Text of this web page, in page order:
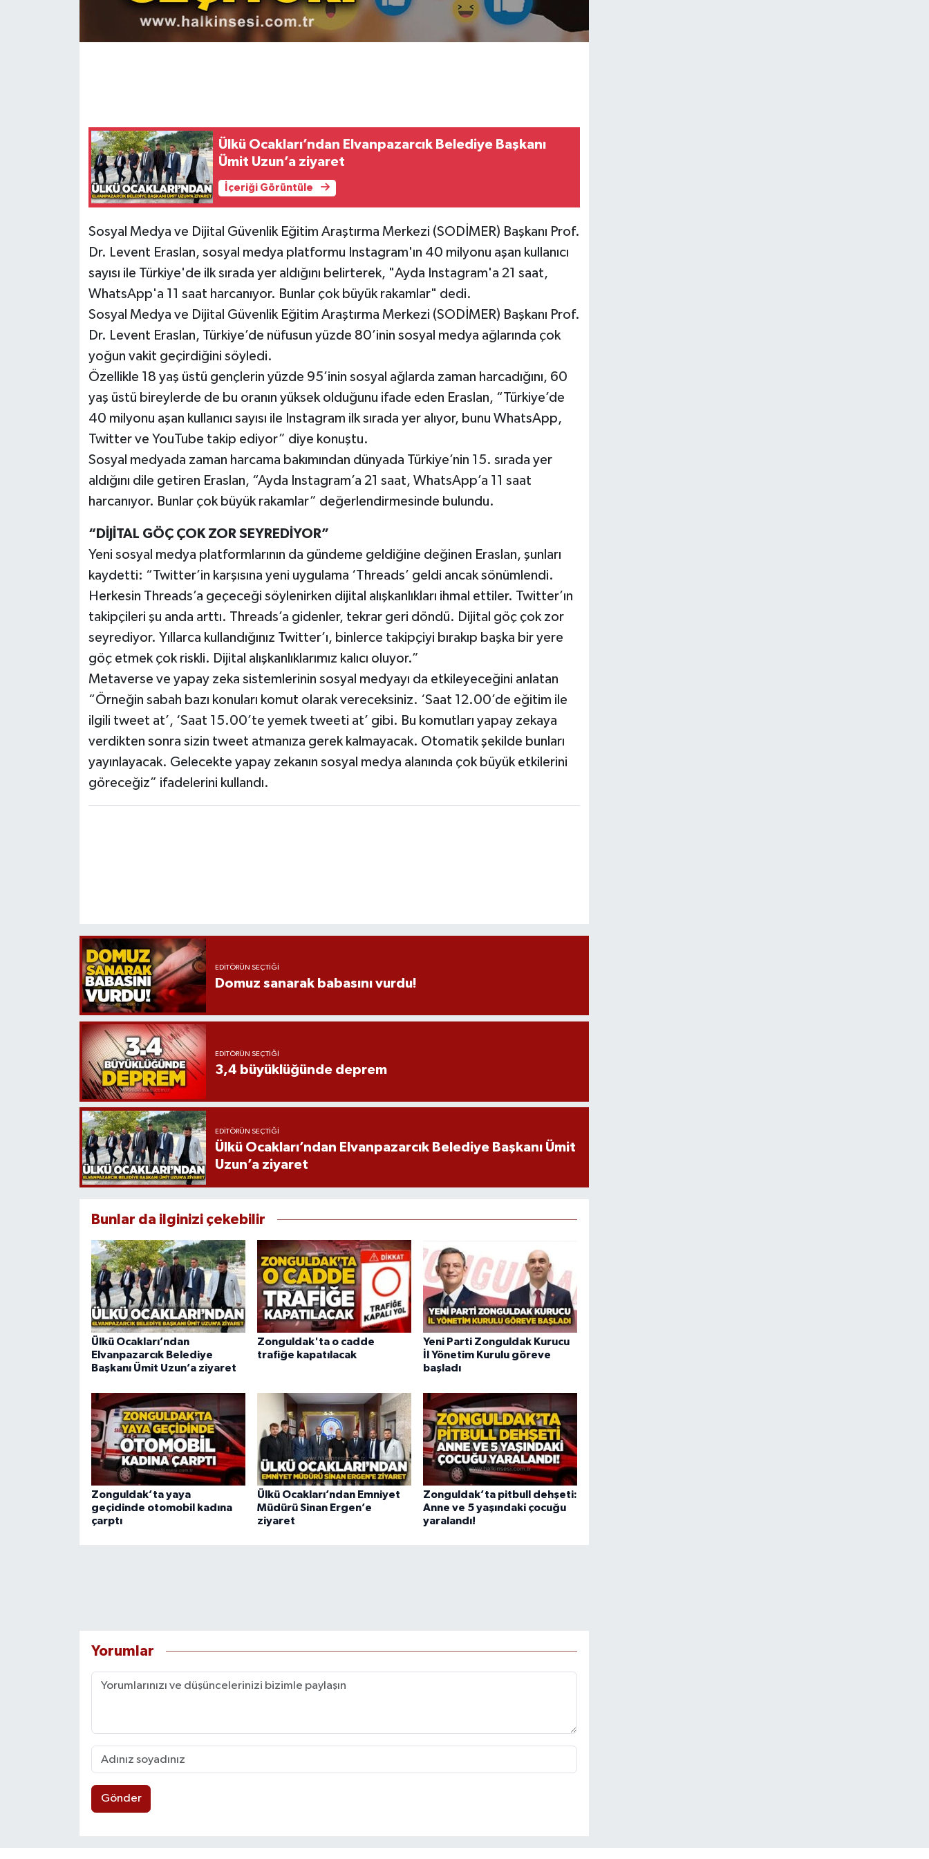
Ülkü Ocakları’ndan Elvanpazarcık Belediye Başkanı
Ümit Uzun’a ziyaret
İçeriği Görüntüle
Sosyal Medya ve Dijital Güvenlik Eğitim Araştırma Merkezi (SODİMER) Başkanı Prof.
Dr. Levent Eraslan, sosyal medya platformu Instagram'ın 40 milyonu aşan kullanıcı
sayısı ile Türkiye'de ilk sırada yer aldığını belirterek, "Ayda Instagram'a 21 saat,
WhatsApp'a 11 saat harcanıyor. Bunlar çok büyük rakamlar" dedi.
Sosyal Medya ve Dijital Güvenlik Eğitim Araştırma Merkezi (SODİMER) Başkanı Prof.
Dr. Levent Eraslan, Türkiye’de nüfusun yüzde 80’inin sosyal medya ağlarında çok
yoğun vakit geçirdiğini söyledi.
Özellikle 18 yaş üstü gençlerin yüzde 95’inin sosyal ağlarda zaman harcadığını, 60
yaş üstü bireylerde de bu oranın yüksek olduğunu ifade eden Eraslan, “Türkiye’de
40 milyonu aşan kullanıcı sayısı ile Instagram ilk sırada yer alıyor, bunu WhatsApp,
Twitter ve YouTube takip ediyor” diye konuştu.
Sosyal medyada zaman harcama bakımından dünyada Türkiye’nin 15. sırada yer
aldığını dile getiren Eraslan, “Ayda Instagram’a 21 saat, WhatsApp’a 11 saat
harcanıyor. Bunlar çok büyük rakamlar” değerlendirmesinde bulundu.
“DİJİTAL GÖÇ ÇOK ZOR SEYREDİYOR”
Yeni sosyal medya platformlarının da gündeme geldiğine değinen Eraslan, şunları
kaydetti: “Twitter’in karşısına yeni uygulama ‘Threads’ geldi ancak sönümlendi.
Herkesin Threads’a geçeceği söylenirken dijital alışkanlıkları ihmal ettiler. Twitter’ın
takipçileri şu anda arttı. Threads’a gidenler, tekrar geri döndü. Dijital göç çok zor
seyrediyor. Yıllarca kullandığınız Twitter’ı, binlerce takipçiyi bırakıp başka bir yere
göç etmek çok riskli. Dijital alışkanlıklarımız kalıcı oluyor.”
Metaverse ve yapay zeka sistemlerinin sosyal medyayı da etkileyeceğini anlatan
“Örneğin sabah bazı konuları komut olarak vereceksiniz. ‘Saat 12.00’de eğitim ile
ilgili tweet at’, ‘Saat 15.00’te yemek tweeti at’ gibi. Bu komutları yapay zekaya
verdikten sonra sizin tweet atmanıza gerek kalmayacak. Otomatik şekilde bunları
yayınlayacak. Gelecekte yapay zekanın sosyal medya alanında çok büyük etkilerini
göreceğiz” ifadelerini kullandı.
EDITÖRÜN SEÇTIĞI
Domuz sanarak babasını vurdu!
EDITÖRÜN SEÇTIĞI
3,4 büyüklüğünde deprem
EDITÖRÜN SEÇTIĞI
Ülkü Ocakları’ndan Elvanpazarcık Belediye Başkanı Ümit
Uzun’a ziyaret
Bunlar da ilginizi çekebilir
Ülkü Ocakları’ndan
Elvanpazarcık Belediye
Başkanı Ümit Uzun’a ziyaret
Zonguldak'ta o cadde
trafiğe kapatılacak
Yeni Parti Zonguldak Kurucu
İl Yönetim Kurulu göreve
başladı
Zonguldak’ta yaya
geçidinde otomobil kadına
çarptı
Ülkü Ocakları’ndan Emniyet
Müdürü Sinan Ergen’e
ziyaret
Zonguldak’ta pitbull dehşeti:
Anne ve 5 yaşındaki çocuğu
yaralandı!
Yorumlar
Gönder
Kültür - Sanat
MAGAZİN
Resmi İlan
Röportaj